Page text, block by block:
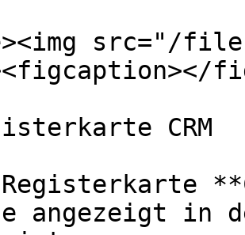
src="/files/
CRM
angezeigt in